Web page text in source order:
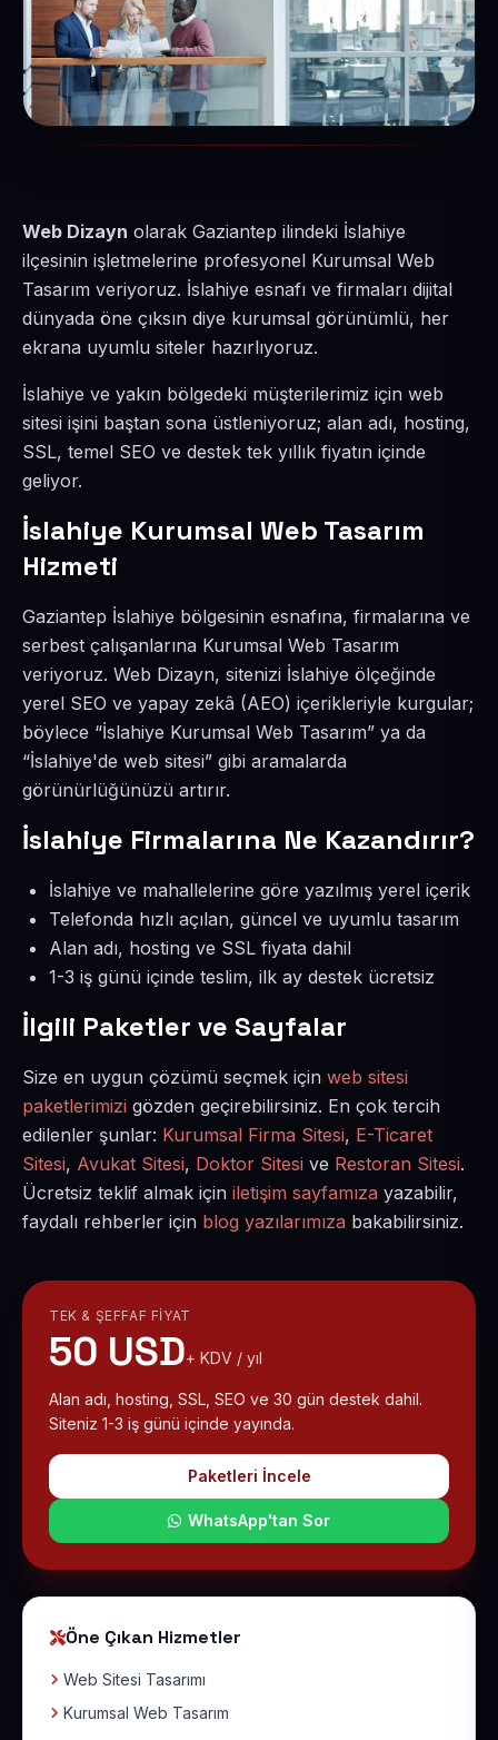
Web Dizayn olarak Gaziantep ilindeki İslahiye
ilçesinin işletmelerine profesyonel Kurumsal Web
Tasarım veriyoruz. İslahiye esnafı ve firmaları dijital
dünyada öne çıksın diye kurumsal görünümlü, her
ekrana uyumlu siteler hazırlıyoruz.
İslahiye ve yakın bölgedeki müşterilerimiz için web
sitesi işini baştan sona üstleniyoruz; alan adı, hosting,
SSL, temel SEO ve destek tek yıllık fiyatın içinde
geliyor.
İslahiye Kurumsal Web Tasarım
Hizmeti
Gaziantep İslahiye bölgesinin esnafına, firmalarına ve
serbest çalışanlarına Kurumsal Web Tasarım
veriyoruz. Web Dizayn, sitenizi İslahiye ölçeğinde
yerel SEO ve yapay zekâ (AEO) içerikleriyle kurgular;
böylece “İslahiye Kurumsal Web Tasarım” ya da
“İslahiye'de web sitesi” gibi aramalarda
görünürlüğünüzü artırır.
İslahiye Firmalarına Ne Kazandırır?
İslahiye ve mahallelerine göre yazılmış yerel içerik
Telefonda hızlı açılan, güncel ve uyumlu tasarım
Alan adı, hosting ve SSL fiyata dahil
1-3 iş günü içinde teslim, ilk ay destek ücretsiz
İlgili Paketler ve Sayfalar
Size en uygun çözümü seçmek için web sitesi
paketlerimizi gözden geçirebilirsiniz. En çok tercih
edilenler şunlar: Kurumsal Firma Sitesi, E-Ticaret
Sitesi, Avukat Sitesi, Doktor Sitesi ve Restoran Sitesi.
Ücretsiz teklif almak için iletişim sayfamıza yazabilir,
faydalı rehberler için blog yazılarımıza bakabilirsiniz.
TEK & ŞEFFAF FIYAT
50 USD+ KDV / yıl
Alan adı, hosting, SSL, SEO ve 30 gün destek dahil.
Siteniz 1-3 iş günü içinde yayında.
Paketleri İncele
WhatsApp'tan Sor
Öne Çıkan Hizmetler
Web Sitesi Tasarımı
Kurumsal Web Tasarım